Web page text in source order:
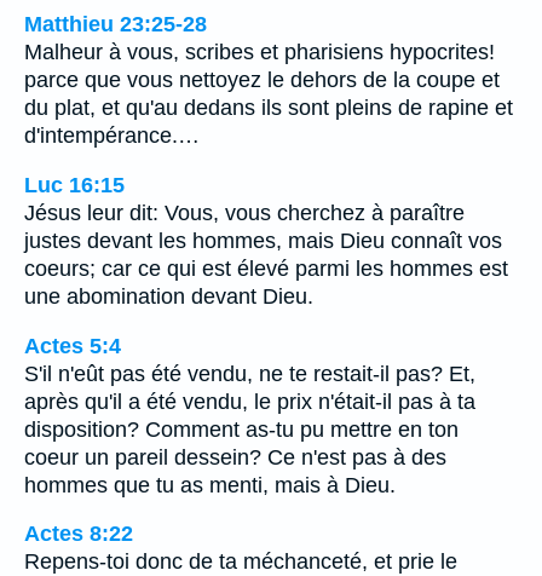
Matthieu 23:25-28
Malheur à vous, scribes et pharisiens hypocrites!
parce que vous nettoyez le dehors de la coupe et
du plat, et qu'au dedans ils sont pleins de rapine et
d'intempérance.…
Luc 16:15
Jésus leur dit: Vous, vous cherchez à paraître
justes devant les hommes, mais Dieu connaît vos
coeurs; car ce qui est élevé parmi les hommes est
une abomination devant Dieu.
Actes 5:4
S'il n'eût pas été vendu, ne te restait-il pas? Et,
après qu'il a été vendu, le prix n'était-il pas à ta
disposition? Comment as-tu pu mettre en ton
coeur un pareil dessein? Ce n'est pas à des
hommes que tu as menti, mais à Dieu.
Actes 8:22
Repens-toi donc de ta méchanceté, et prie le